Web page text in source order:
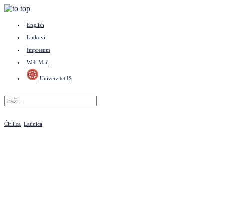
English
Linkovi
Impresum
Web Mail
Univerzitet IS
Ćirilica Latinica